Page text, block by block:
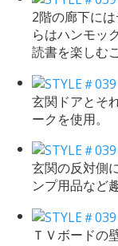
2階の廊下に
らはハンモッ
読書を楽しむ
玄関ドアとそ
ークを使用。
玄関の反対側
ンプ用品など
ＴＶボードの